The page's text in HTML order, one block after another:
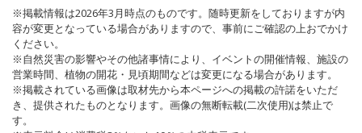
※掲載情報は2026年3月時点のものです。随時更新をしておりますが内
容が変更となっている場合がありますので、事前にご確認の上おでかけ
ください。
※自然災害の影響やその他諸事情により、イベントの開催情報、施設の
営業時間、植物の開花・見頃期間などは変更になる場合があります。
※掲載されている画像は取材先から本ページへの掲載の許諾をいただ
き、提供されたものとなります。画像の無断転載(二次使用)は禁止で
す。